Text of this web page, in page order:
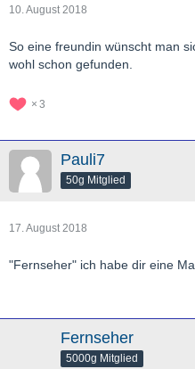
10. August 2018
So eine freundin wünscht man
wohl schon gefunden.
3
Pauli7
50g Mitglied
17. August 2018
"Fernseher" ich habe dir eine
Fernseher
5000g Mitglied